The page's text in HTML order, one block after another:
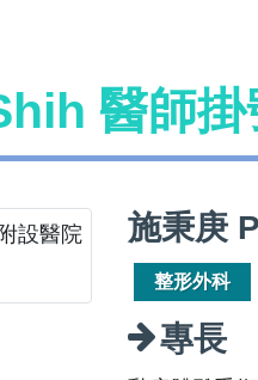
醫師掛
施秉庚
整形外科
專長